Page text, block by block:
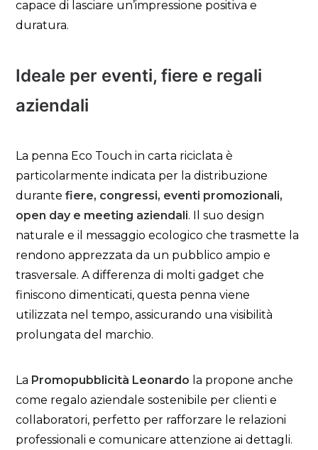
capace di lasciare un’impressione positiva e
duratura.
Ideale per eventi, fiere e regali
aziendali
La penna Eco Touch in carta riciclata è
particolarmente indicata per la distribuzione
durantefiere, congressi, eventi promozionali,
open day e meeting aziendali. Il suo design
naturale e il messaggio ecologico che trasmette la
rendono apprezzata da un pubblico ampio e
trasversale. A differenza di molti gadget che
finiscono dimenticati, questa penna viene
utilizzata nel tempo, assicurando una visibilità
prolungata del marchio.
La Promopubblicità Leonardo la propone anche
come regalo aziendale sostenibile per clienti e
collaboratori, perfetto per rafforzare le relazioni
professionali e comunicare attenzione ai dettagli.